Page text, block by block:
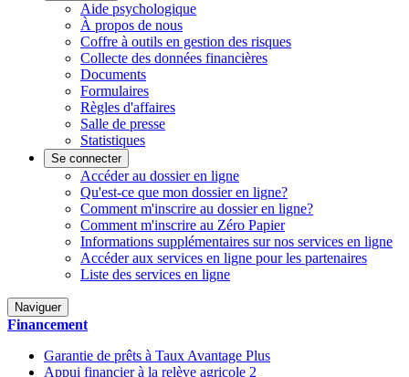
Aide psychologique
À propos de nous
Coffre à outils en gestion des risques
Collecte des données financières
Documents
Formulaires
Règles d'affaires
Salle de presse
Statistiques
Se connecter
Accéder au dossier en ligne
Qu'est-ce que mon dossier en ligne?
Comment m'inscrire au dossier en ligne?
Comment m'inscrire au Zéro Papier
Informations supplémentaires sur nos services en ligne
Accéder aux services en ligne pour les partenaires
Liste des services en ligne
Naviguer
Financement
Garantie de prêts à Taux Avantage Plus
Appui financier à la relève agricole 2